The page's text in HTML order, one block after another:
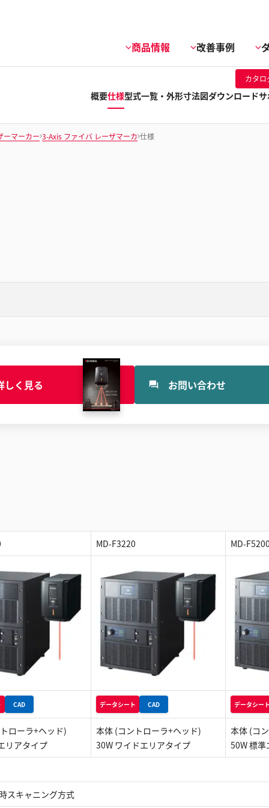
商品情報 改善事例
カタロ
概要仕様型式一覧・外形寸法図ダウンロード
ーマーカー 3-Axis ファイバ レーザマーカ 仕様
しく見る お問い合わせ
MD-F3220 MD-
CAD データシート CAD データシー
ローラ+ヘッド)
リアタイプ
本体 (コントローラ+ヘッド)
30W ワイドエリアタイプ
本体 (コ
50W 標
スキャニング方式